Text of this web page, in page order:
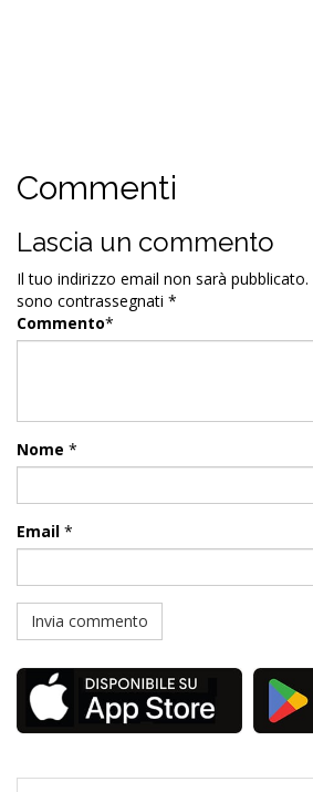
Commenti
Lascia un commento
Il tuo indirizzo email non sarà pubblicato.
sono contrassegnati *
Commento*
Nome *
Email *